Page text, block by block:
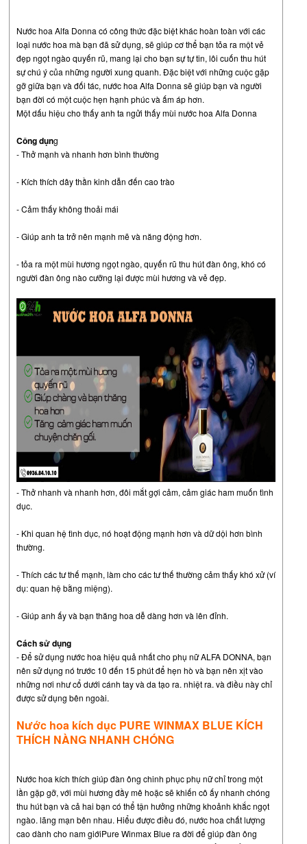
Nước hoa Alfa Donna có công thức đặc biệt khác hoàn toàn với các
loại nước hoa mà bạn đã sử dụng, sẽ giúp cơ thể bạn tỏa ra một vẻ
đẹp ngọt ngào quyến rũ, mang lại cho bạn sự tự tin, lôi cuốn thu hút
sự chú ý của những người xung quanh. Đặc biệt với những cuộc gặp
gỡ giữa bạn và đối tác, nước hoa Alfa Donna sẽ giúp bạn và người
bạn đời có một cuộc hẹn hạnh phúc và ấm áp hơn.
Một dấu hiệu cho thấy anh ta ngửi thấy mùi nước hoa Alfa Donna
Công dụng
- Thở mạnh và nhanh hơn bình thường
- Kích thích dây thần kinh dẫn đến cao trào
- Cảm thấy không thoải mái
- Giúp anh ta trở nên mạnh mẽ và năng động hơn.
- tỏa ra một mùi hương ngọt ngào, quyến rũ thu hút đàn ông, khó có
người đàn ông nào cưỡng lại được mùi hương và vẻ đẹp.
- Thở nhanh và nhanh hơn, đôi mắt gợi cảm, cảm giác ham muốn tình
dục.
- Khi quan hệ tình dục, nó hoạt động mạnh hơn và dữ dội hơn bình
thường.
- Thích các tư thế mạnh, làm cho các tư thế thường cảm thấy khó xử (ví
dụ: quan hệ bằng miệng).
- Giúp anh ấy và bạn thăng hoa dễ dàng hơn và lên đỉnh.
Cách sử dụng
- Để sử dụng nước hoa hiệu quả nhất cho phụ nữ ALFA DONNA, bạn
nên sử dụng nó trước 10 đến 15 phút để hẹn hò và bạn nên xịt vào
những nơi như cổ dưới cánh tay và da tạo ra. nhiệt ra. và điều này chỉ
được sử dụng bên ngoài.
Nước hoa kích dục PURE WINMAX BLUE KÍCH
THÍCH NÀNG NHANH CHÓNG
Nước hoa kích thích giúp đàn ông chinh phục phụ nữ chỉ trong một
lần gặp gỡ, với mùi hương đầy mê hoặc sẽ khiến cô ấy nhanh chóng
thu hút bạn và cả hai bạn có thể tận hưởng những khoảnh khắc ngọt
ngào. lãng mạn bên nhau. Hiểu được điều đó, nước hoa chất lượng
cao dành cho nam giớiPure Winmax Blue ra đời để giúp đàn ông